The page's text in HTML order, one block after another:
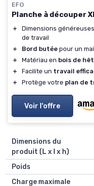
EFO
Planche à découper
＋
Dimensions
de travail
＋
Bord butée pour un
＋
Matériau en bois de
＋
Facilite un travail
＋
Protège votre plan de
Voir l'offre
Dimensions du
produit (L x l x h)
Poids
Charge maximale